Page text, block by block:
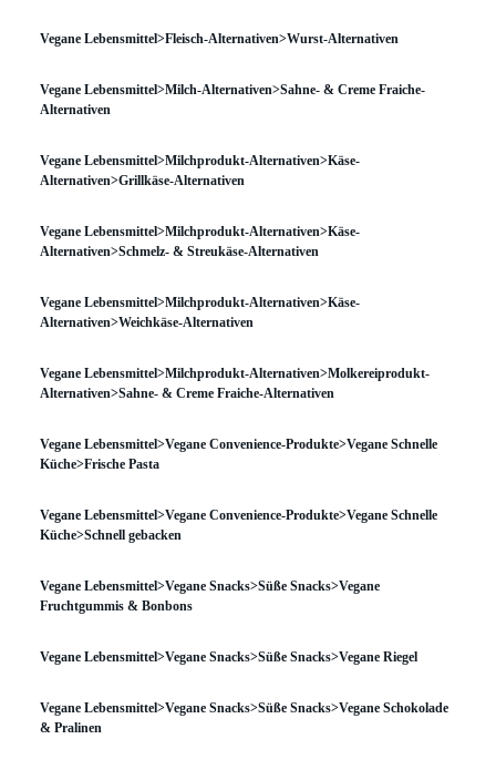
Vegane Lebensmittel>Fleisch-Alternativen>Wurst-Alternativen
Vegane Lebensmittel>Milch-Alternativen>Sahne- & Creme Fraiche-
Alternativen
Vegane Lebensmittel>Milchprodukt-Alternativen>Käse-
Alternativen>Grillkäse-Alternativen
Vegane Lebensmittel>Milchprodukt-Alternativen>Käse-
Alternativen>Schmelz- & Streukäse-Alternativen
Vegane Lebensmittel>Milchprodukt-Alternativen>Käse-
Alternativen>Weichkäse-Alternativen
Vegane Lebensmittel>Milchprodukt-Alternativen>Molkereiprodukt-
Alternativen>Sahne- & Creme Fraiche-Alternativen
Vegane Lebensmittel>Vegane Convenience-Produkte>Vegane Schnelle
Küche>Frische Pasta
Vegane Lebensmittel>Vegane Convenience-Produkte>Vegane Schnelle
Küche>Schnell gebacken
Vegane Lebensmittel>Vegane Snacks>Süße Snacks>Vegane
Fruchtgummis & Bonbons
Vegane Lebensmittel>Vegane Snacks>Süße Snacks>Vegane Riegel
Vegane Lebensmittel>Vegane Snacks>Süße Snacks>Vegane Schokolade
& Pralinen